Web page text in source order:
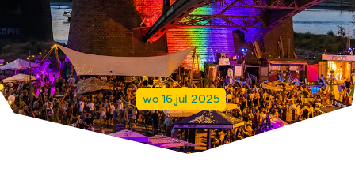
wo 16 jul 2025